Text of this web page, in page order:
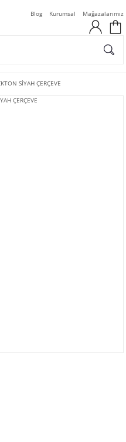
Blog Kurumsal Mağazalarımız
SİYAH ÇERÇEVE